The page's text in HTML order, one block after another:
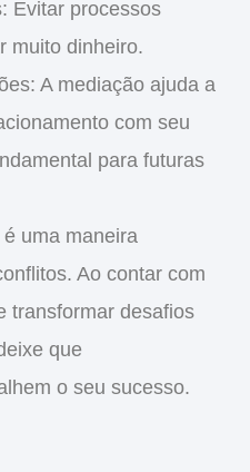
: Evitar processos
muito dinheiro.
: A mediação ajuda a
com seu
para futuras
uma maneira
Ao contar com
transformar desafios
que
o seu sucesso.